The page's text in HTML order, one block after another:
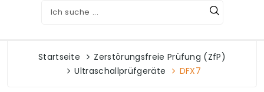
Startseite
Zerstörungsfreie Prüfung (ZfP)
Ultraschallprüfgeräte
DFX7